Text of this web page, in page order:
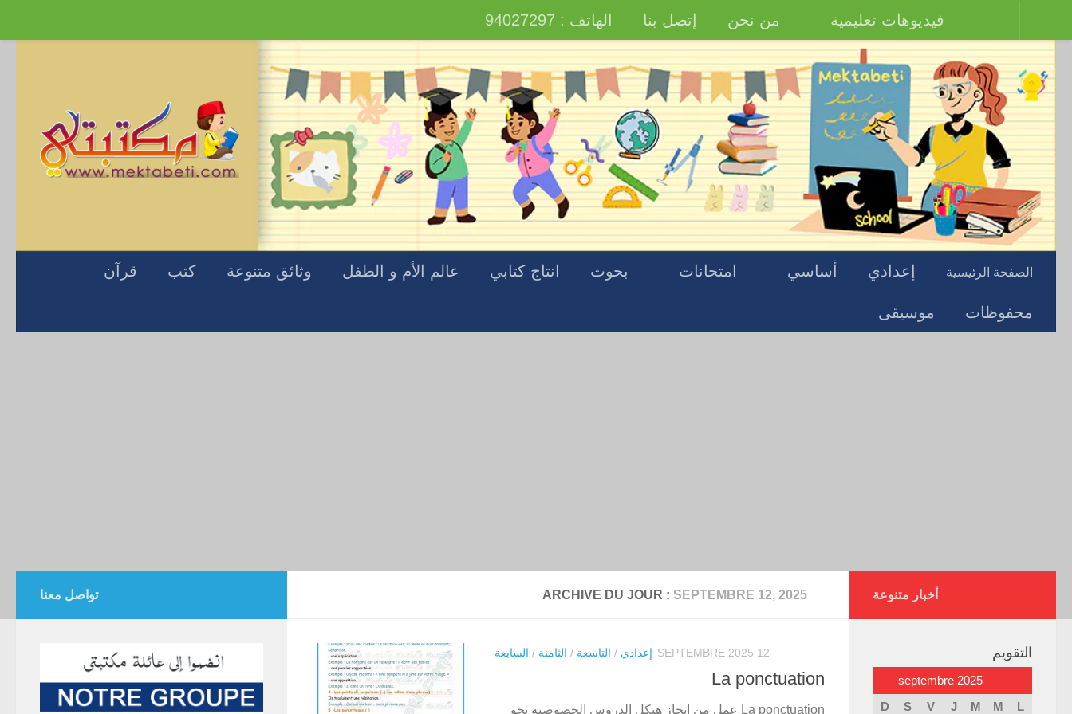
فيديوهات تعليمية من نحن إتصل بنا الهاتف : 94027297
الصفحة الرئيسية إعدادي أساسي امتحانات بحوث انتاج كتابي عالم الأم و الطفل وثائق متنوعة كتب قرآن
محفوظات موسيقى
ARCHIVE DU JOUR : SEPTEMBRE 12, 2025
إعدادي / التاسعة / الثامنة / السابعة 12 SEPTEMBRE 2025
La ponctuation
La ponctuation عمل من إنجاز هيكل الدروس الخصوصية نحو
تواصل معنا أخبار متنوعة
التقويم
septembre 2025
L
M
M
J
V
S
D